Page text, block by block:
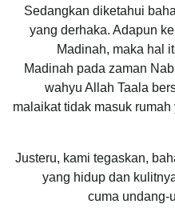
Sedangkan diketahui
yang derhaka. Adapun
Madinah, maka hal
Madinah pada zaman
wahyu Allah Taala
malaikat tidak masuk
Justeru, kami tegaskan,
yang hidup dan
cuma undang-